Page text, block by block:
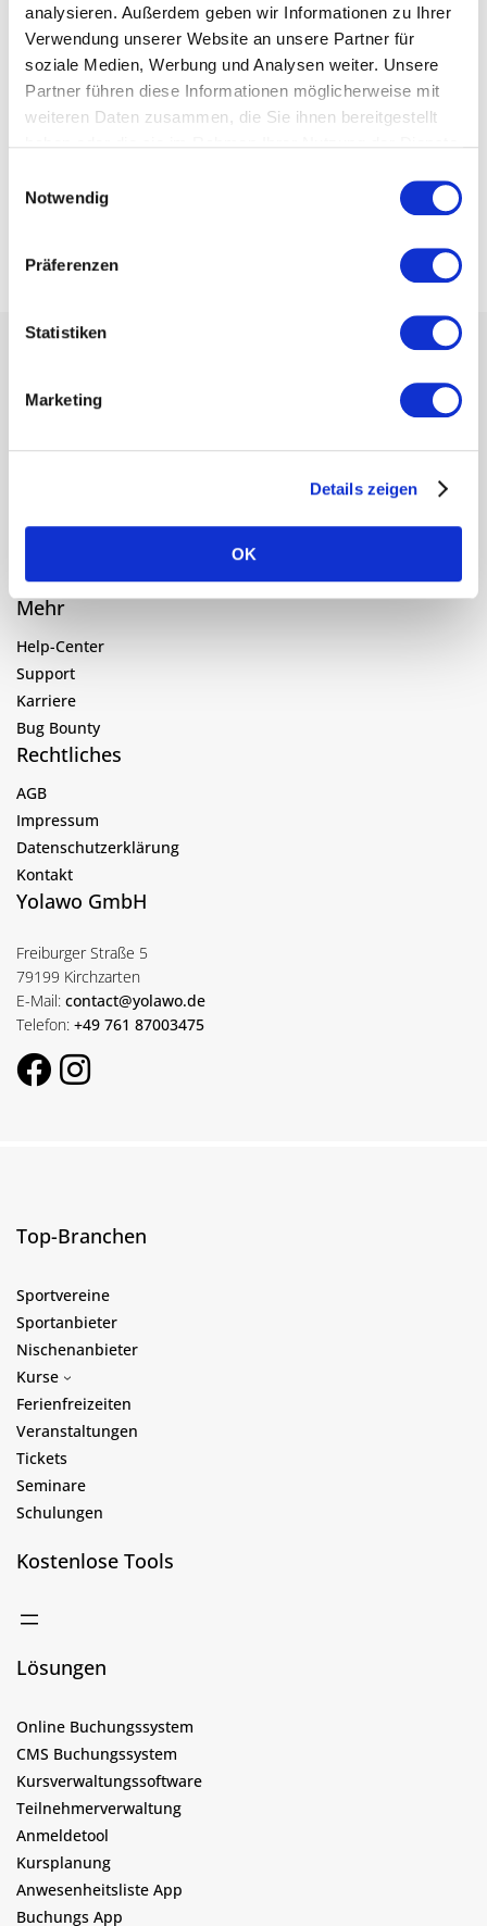
analysieren. Außerdem geben wir Informationen zu Ihrer
Verwendung unserer Website an unsere Partner für
soziale Medien, Werbung und Analysen weiter. Unsere
Partner führen diese Informationen möglicherweise mit
weiteren Daten zusammen, die Sie ihnen bereitgestellt
Notwendig
Präferenzen
Statistiken
Marketing
Details zeigen
OK
Software
Tipps & Tricks
Über das Startup
Vereinsmanagement
Kundenbeispiele
Blog
Kostenlos testen
Mehr
Help-Center
Support
Karriere
Bug Bounty
Rechtliches
AGB
Impressum
Datenschutzerklärung
Kontakt
Yolawo GmbH
Freiburger Straße 5
79199 Kirchzarten
E-Mail: contact@yolawo.de
Telefon: +49 761 87003475
Top-Branchen
Sportvereine
Sportanbieter
Nischenanbieter
Kurse
Ferienfreizeiten
Veranstaltungen
Tickets
Seminare
Schulungen
Kostenlose Tools
Lösungen
Online Buchungssystem
CMS Buchungssystem
Kursverwaltungssoftware
Teilnehmerverwaltung
Anmeldetool
Kursplanung
Anwesenheitsliste App
Buchungs App